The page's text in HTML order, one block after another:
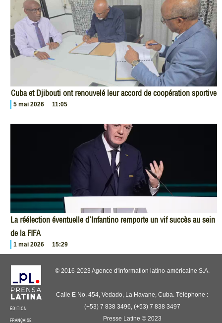
Cuba et Djibouti ont renouvelé leur accord de coopération sportive
5 mai 2026 11:05
La réélection éventuelle d’Infantino remporte un vif succès au sein
de la FIFA
1 mai 2026 15:29
ÉDITION
FRANÇAISE
© 2016-2023 Agence d'information latino-américaine S.A.
Calle E No. 454, Vedado, La Havane, Cuba. Téléphone :
(+53) 7 838 3496, (+53) 7 838 3497
Presse Latine © 2023